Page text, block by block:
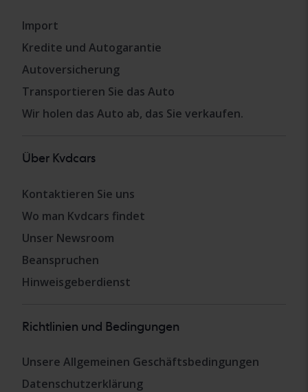
Import
Kredite und Autogarantie
Autoversicherung
Transportieren Sie das Auto
Wir holen das Auto ab, das Sie verkaufen.
Über Kvdcars
Kontaktieren Sie uns
Wo man Kvdcars findet
Unser Newsroom
Beanspruchen
Hinweisgeberdienst
Richtlinien und Bedingungen
Unsere Allgemeinen Geschäftsbedingungen
Datenschutzerklärung